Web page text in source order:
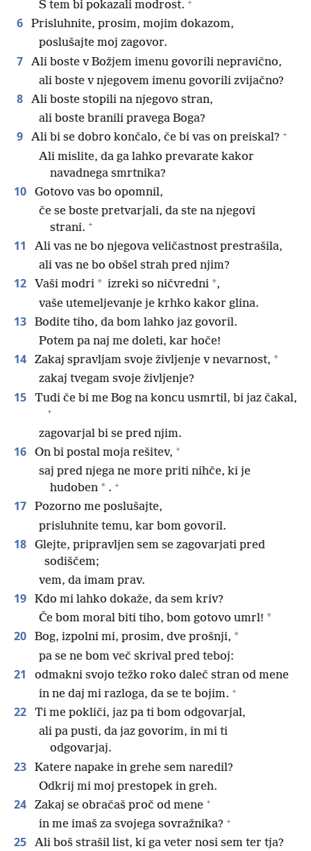
S tem bi pokazali modrost.
6
Prisluhnite, prosim, mojim dokazom,
poslušajte moj zagovor.
7
Ali boste v Božjem imenu govorili nepravično,
ali boste v njegovem imenu govorili zvijačno?
8
Ali boste stopili na njegovo stran,
ali boste branili pravega Boga?
9 Ali bi se dobro končalo, če bi vas on preiskal? +
Ali mislite, da ga lahko prevarate kakor
navadnega smrtnika?
10
Gotovo vas bo opomnil,
če se boste pretvarjali, da ste na njegovi
strani. +
11
Ali vas ne bo njegova veličastnost prestrašila,
ali vas ne bo obšel strah pred njim?
12 Vaši modri * izreki so ničvredni *,
vaše utemeljevanje je krhko kakor glina.
13
Bodite tiho, da bom lahko jaz govoril.
Potem pa naj me doleti, kar hoče!
14 Zakaj spravljam svoje življenje v nevarnost, *
zakaj tvegam svoje življenje?
15 Tudi če bi me Bog na koncu usmrtil, bi jaz čakal,
+
zagovarjal bi se pred njim.
16 On bi postal moja rešitev, +
saj pred njega ne more priti nihče, ki je
hudoben * . +
17
Pozorno me poslušajte,
prisluhnite temu, kar bom govoril.
18
Glejte, pripravljen sem se zagovarjati pred
sodiščem;
vem, da imam prav.
19
Kdo mi lahko dokaže, da sem kriv?
Če bom moral biti tiho, bom gotovo umrl! *
20 Bog, izpolni mi, prosim, dve prošnji, *
pa se ne bom več skrival pred teboj:
21
odmakni svojo težko roko daleč stran od mene
in ne daj mi razloga, da se te bojim. +
22
Ti me pokliči, jaz pa ti bom odgovarjal,
ali pa pusti, da jaz govorim, in mi ti
odgovarjaj.
23
Katere napake in grehe sem naredil?
Odkrij mi moj prestopek in greh.
24 Zakaj se obračaš proč od mene +
in me imaš za svojega sovražnika? +
25
Ali boš strašil list, ki ga veter nosi sem ter tja?